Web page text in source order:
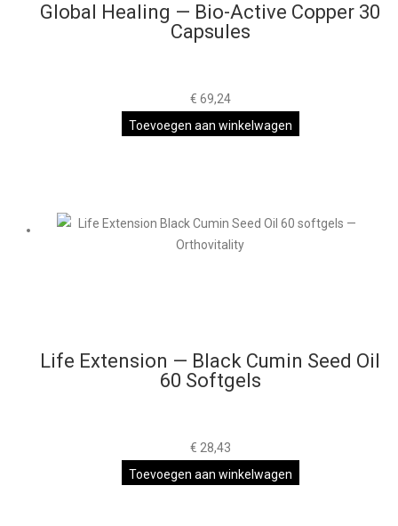
Global Healing — Bio-Active Copper 30
Capsules
€ 69,24
Toevoegen aan winkelwagen
Life Extension — Black Cumin Seed Oil
60 Softgels
€ 28,43
Toevoegen aan winkelwagen